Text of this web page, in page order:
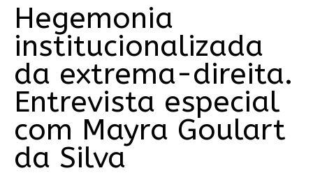
Hegemonia
institucionalizada
da extrema-direita.
Entrevista especial
com Mayra Goulart
da Silva